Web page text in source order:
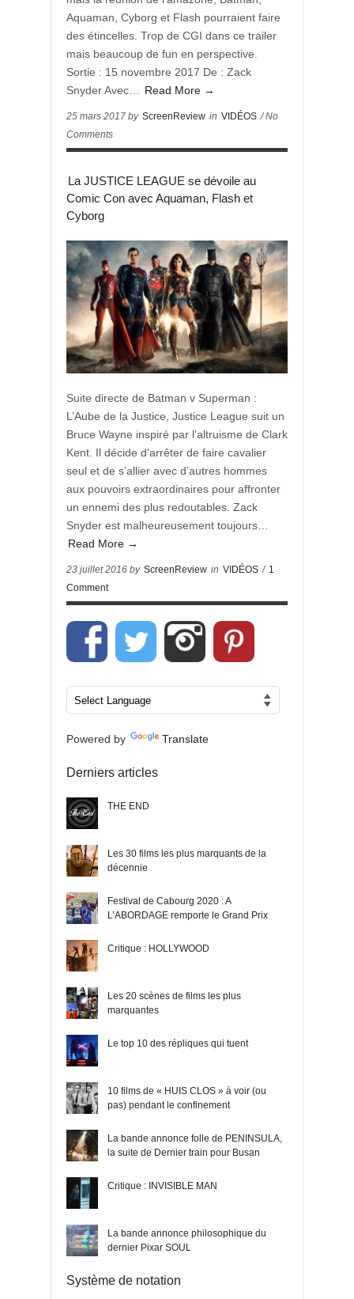
Aquaman, Cyborg et Flash pourraient faire
des étincelles. Trop de CGI dans ce trailer
mais beaucoup de fun en perspective.
Sortie : 15 novembre 2017 De : Zack
Snyder Avec…
Read More →
25 mars 2017 by ScreenReview in VIDÉOS / No
Comments
La JUSTICE LEAGUE se dévoile au
Comic Con avec Aquaman, Flash et
Cyborg
Suite directe de Batman v Superman :
L’Aube de la Justice, Justice League suit un
Bruce Wayne inspiré par l’altruisme de Clark
Kent. Il décide d’arrêter de faire cavalier
seul et de s’allier avec d’autres hommes
aux pouvoirs extraordinaires pour affronter
un ennemi des plus redoutables. Zack
Snyder est malheureusement toujours…
Read More →
23 juillet 2016 by ScreenReview in VIDÉOS / 1
Comment
Powered by Translate
Derniers articles
THE END
Les 30 films les plus marquants de la
décennie
Festival de Cabourg 2020 : A
L’ABORDAGE remporte le Grand Prix
Critique : HOLLYWOOD
Les 20 scènes de films les plus
marquantes
Le top 10 des répliques qui tuent
10 films de « HUIS CLOS » à voir (ou
pas) pendant le confinement
La bande annonce folle de PENINSULA,
la suite de Dernier train pour Busan
Critique : INVISIBLE MAN
La bande annonce philosophique du
dernier Pixar SOUL
Système de notation